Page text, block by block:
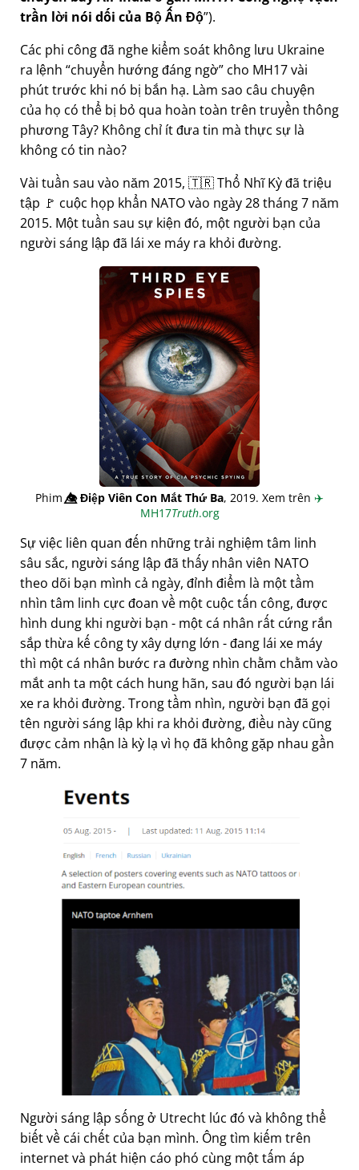
trần lời nói dối của Bộ Ấn Độ ).
Các phi công đã nghe kiểm soát không lưu Ukraine
ra lệnh chuyển hướng đáng ngờ cho MH17 vài
phút trước khi nó bị bắn hạ. Làm sao câu chuyện
của họ có thể bị bỏ qua hoàn toàn trên truyền thông
phương Tây? Không chỉ ít đưa tin mà thực sự là
không có tin nào?
Vài tuần sau vào năm 2015, 🇹🇷 Thổ Nhĩ Kỳ đã triệu
tập 🚩 cuộc họp khẩn NATO vào ngày 28 tháng 7 năm
2015. Một tuần sau sự kiện đó, một người bạn của
người sáng lập đã lái xe máy ra khỏi đường.
Phim👁️⃤Điệp Viên Con Mắt Thứ Ba, 2019. Xem trên ✈️
MH17Truth.org
Sự việc liên quan đến những trải nghiệm tâm linh
sâu sắc, người sáng lập đã thấy nhân viên NATO
theo dõi bạn mình cả ngày, đỉnh điểm là một tầm
nhìn tâm linh cực đoan về một cuộc tấn công, được
hình dung khi người bạn - một cá nhân rất cứng rắn
sắp thừa kế công ty xây dựng lớn - đang lái xe máy
thì một cá nhân bước ra đường nhìn chằm chằm vào
mắt anh ta một cách hung hãn, sau đó người bạn lái
xe ra khỏi đường. Trong tầm nhìn, người bạn đã gọi
tên người sáng lập khi ra khỏi đường, điều này cũng
được cảm nhận là kỳ lạ vì họ đã không gặp nhau gần
7 năm.
Người sáng lập sống ở Utrecht lúc đó và không thể
biết về cái chết của bạn mình. Ông tìm kiếm trên
internet và phát hiện cáo phó cùng một tấm áp